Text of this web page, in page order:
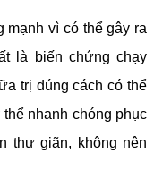
mạnh vì có thể gây ra
là biến chứng chạy
trị đúng cách có thể
nhanh chóng phục
thư giãn, không nên